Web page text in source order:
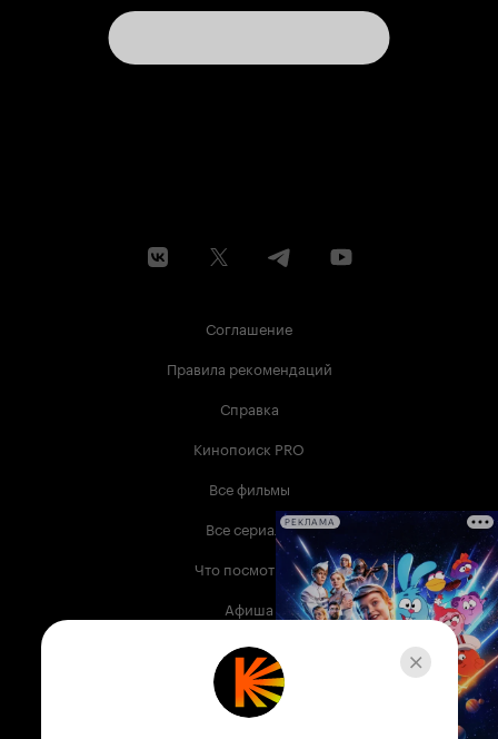
Соглашение
Правила рекомендаций
Справка
Кинопоиск PRO
Все фильмы
Все сериалы
Что посмотреть
Афиша
Музыка
Телепрограмма
РЕКЛАМА